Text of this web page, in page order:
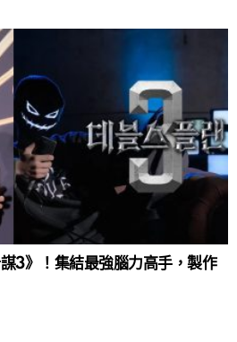
3》！集結最強腦力高手，製作